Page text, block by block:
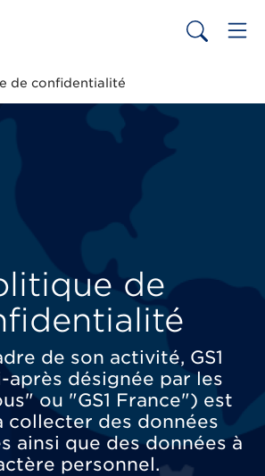
de confidentialité
de
de son activité, GS1
après désignée par les
ou "GS1 France") est
collecter des données
ainsi que des données à
personnel.